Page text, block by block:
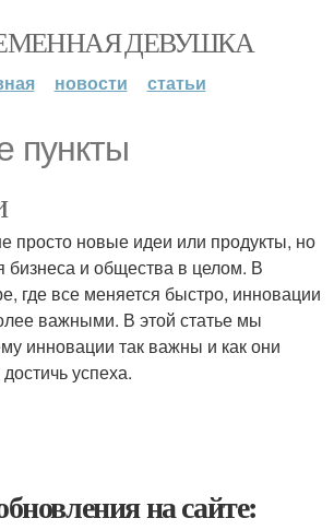
ДЕВУШКА
новости статьи
пункты
просто новые идеи или продукты, но
бизнеса и общества в целом. В
где все меняется быстро, инновации
важными. В этой статье мы
инновации так важны и как они
успеха.
на сайте: